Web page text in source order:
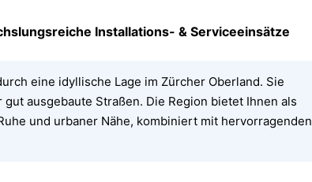
Installations- & Serviceeinsätze
eine idyllische Lage im Zürcher Oberland. Sie
ausgebaute Straßen. Die Region bietet Ihnen als
und urbaner Nähe, kombiniert mit hervorragenden